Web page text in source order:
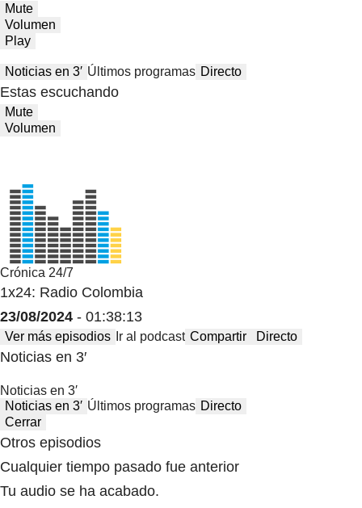
Mute
Volumen
Play
Noticias en 3′ Últimos programas Directo
Estas escuchando
Mute
Volumen
Crónica 24/7
1x24: Radio Colombia
23/08/2024 - 01:38:13
Ver más episodios Ir al podcast Compartir Directo
Noticias en 3′
Noticias en 3′
Noticias en 3′ Últimos programas Directo
Cerrar
Otros episodios
Cualquier tiempo pasado fue anterior
Tu audio se ha acabado.